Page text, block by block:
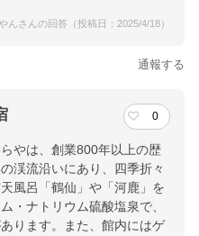
んさんの回答（投稿日：2025/4/18）
通報する
0
やは、創業800年以上の歴
渓流沿いにあり、四季折々
風呂「鶴仙」や「河鹿」を
・ナトリウム硫酸塩泉で、
ります。また、館内にはゲ